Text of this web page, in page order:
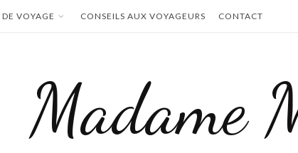
VOYAGE CONSEILS AUX VOYAGEURS CONTACT
Madame